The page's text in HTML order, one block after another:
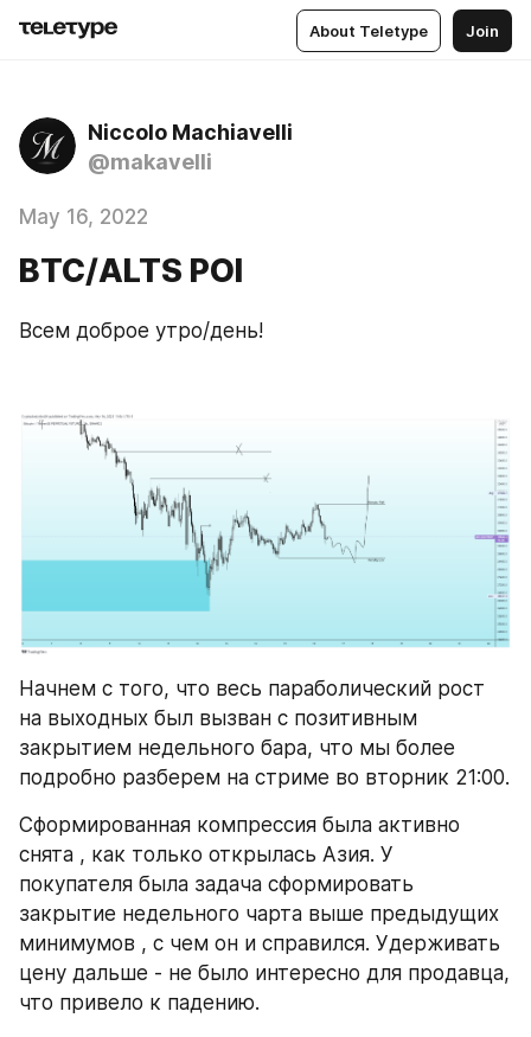
About Teletype Join
Niccolo Machiavelli
@makavelli
May 16, 2022
BTC/ALTS POI
Всем доброе утро/день!
Начнем с того, что весь параболический рост
на выходных был вызван с позитивным
закрытием недельного бара, что мы более
подробно разберем на стриме во вторник 21:00.
Сформированная компрессия была активно
снята , как только открылась Азия. У
покупателя была задача сформировать
закрытие недельного чарта выше предыдущих
минимумов , с чем он и справился. Удерживать
цену дальше - не было интересно для продавца,
что привело к падению.